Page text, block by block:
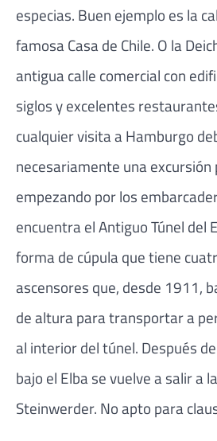
especias. Buen ejemplo es la
famosa Casa de Chile. O la
antigua calle comercial con
siglos y excelentes
cualquier visita a Hamburgo
necesariamente una excursión
empezando por los
encuentra el Antiguo Túnel del
forma de cúpula que tiene
ascensores que, desde 1911,
de altura para transportar a
al interior del túnel. Después
bajo el Elba se vuelve a salir a
Steinwerder. No apto para